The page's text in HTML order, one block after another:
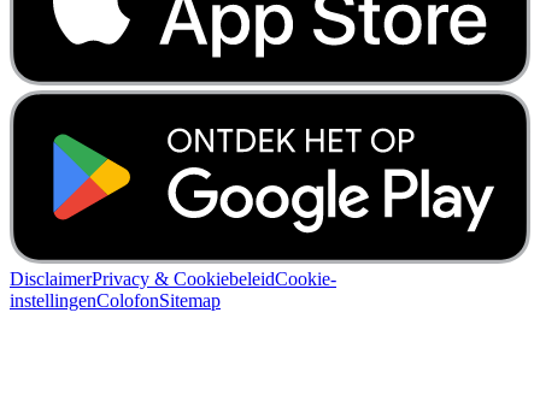
DisclaimerPrivacy & CookiebeleidCookie-
instellingenColofonSitemap